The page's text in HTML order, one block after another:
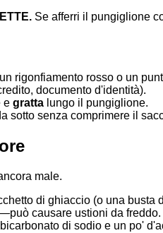
Se afferri il pungiglione
rigonfiamento rosso o un
documento d'identità).
e gratta lungo il pungiglione.
sotto senza comprimere il
male.
di ghiaccio (o una
causare ustioni da freddo.
di sodio e un po'